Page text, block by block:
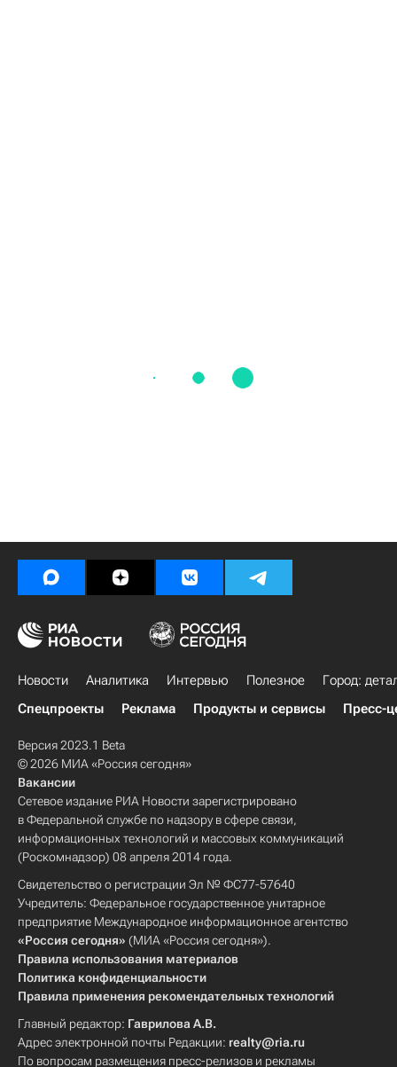
Новости Аналитика Интервью Полезное
Город:
Спецпроекты
Реклама Продукты и сервисы Пресс-
Версия 2023.1 Beta
© 2026 МИА «Россия сегодня»
Вакансии
Сетевое издание РИА Новости зарегистрировано
в Федеральной службе по надзору в сфере связи,
информационных технологий и массовых коммуникаций
(Роскомнадзор) 08 апреля 2014 года.
Свидетельство о регистрации Эл № ФС77-57640
Учредитель: Федеральное государственное унитарное
предприятие Международное информационное агентство
«Россия сегодня» (МИА «Россия сегодня»).
Правила использования материалов
Политика конфиденциальности
Правила применения рекомендательных технологий
Главный редактор: Гаврилова А.В.
Адрес электронной почты Редакции: realty@ria.ru
По вопросам размещения пресс-релизов и рекламы